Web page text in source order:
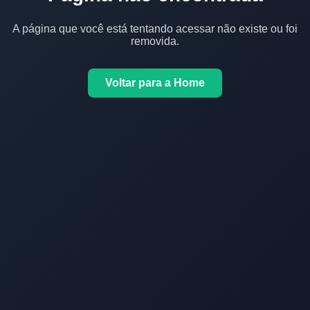
A página que você está tentando acessar não existe ou foi
removida.
Voltar para a Home